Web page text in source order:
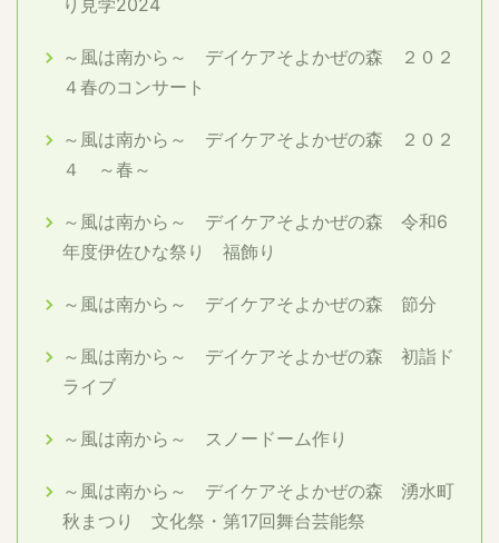
り見学2024
～風は南から～ デイケアそよかぜの森 ２０２
４春のコンサート
～風は南から～ デイケアそよかぜの森 ２０２
４ ～春～
～風は南から～ デイケアそよかぜの森 令和6
年度伊佐ひな祭り 福飾り
～風は南から～ デイケアそよかぜの森 節分
～風は南から～ デイケアそよかぜの森 初詣ド
ライブ
～風は南から～ スノードーム作り
～風は南から～ デイケアそよかぜの森 湧水町
秋まつり 文化祭・第17回舞台芸能祭